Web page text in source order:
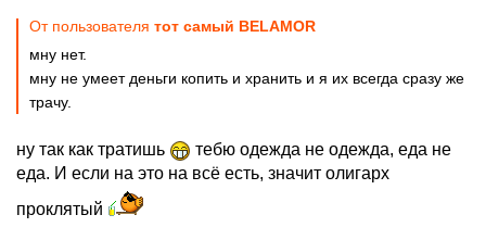
От пользователя тот самый BELAMOR
мну нет.
мну не умеет деньги копить и хранить и я их всегда сразу же
трачу.
ну так как тратишь
тебю одежда не одежда, еда не
еда. И если на это на всё есть, значит олигарх
проклятый